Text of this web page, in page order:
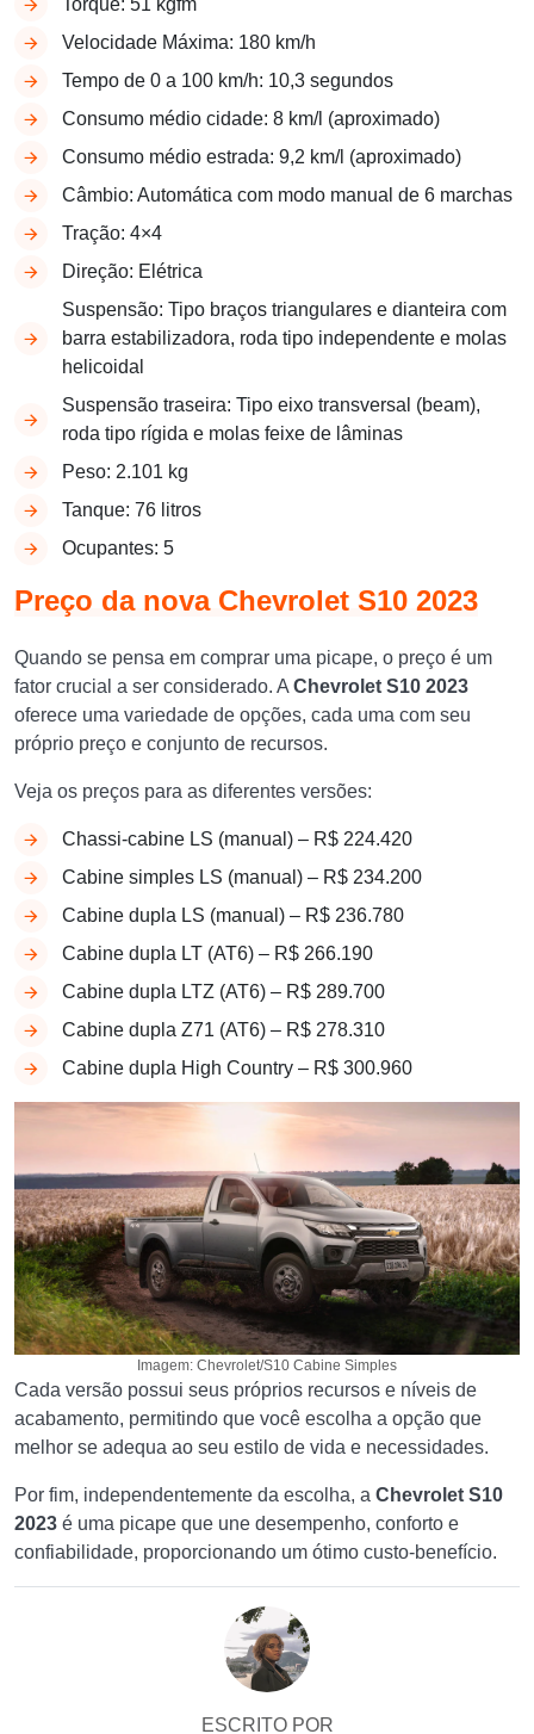
Torque: 51 kgfm
Velocidade Máxima: 180 km/h
Tempo de 0 a 100 km/h: 10,3 segundos
Consumo médio cidade: 8 km/l (aproximado)
Consumo médio estrada: 9,2 km/l (aproximado)
Câmbio: Automática com modo manual de 6 marchas
Tração: 4×4
Direção: Elétrica
Suspensão: Tipo braços triangulares e dianteira com
barra estabilizadora, roda tipo independente e molas
helicoidal
Suspensão traseira: Tipo eixo transversal (beam),
roda tipo rígida e molas feixe de lâminas
Peso: 2.101 kg
Tanque: 76 litros
Ocupantes: 5
Preço da nova Chevrolet S10 2023
Quando se pensa em comprar uma picape, o preço é um
fator crucial a ser considerado. A Chevrolet S10 2023
oferece uma variedade de opções, cada uma com seu
próprio preço e conjunto de recursos.
Veja os preços para as diferentes versões:
Chassi-cabine LS (manual) – R$ 224.420
Cabine simples LS (manual) – R$ 234.200
Cabine dupla LS (manual) – R$ 236.780
Cabine dupla LT (AT6) – R$ 266.190
Cabine dupla LTZ (AT6) – R$ 289.700
Cabine dupla Z71 (AT6) – R$ 278.310
Cabine dupla High Country – R$ 300.960
Imagem: Chevrolet/S10 Cabine Simples
Cada versão possui seus próprios recursos e níveis de
acabamento, permitindo que você escolha a opção que
melhor se adequa ao seu estilo de vida e necessidades.
Por fim, independentemente da escolha, a Chevrolet S10
2023 é uma picape que une desempenho, conforto e
confiabilidade, proporcionando um ótimo custo-benefício.
ESCRITO POR